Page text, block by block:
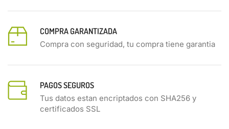
COMPRA GARANTIZADA
Compra con seguridad, tu compra tiene garantia
PAGOS SEGUROS
Tus datos estan encriptados con SHA256 y
certificados SSL